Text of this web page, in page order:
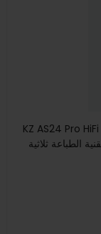
KZ AS24 Pro HiFi سماعة أذن داخل الأذن مراقب سماعات أذن 24